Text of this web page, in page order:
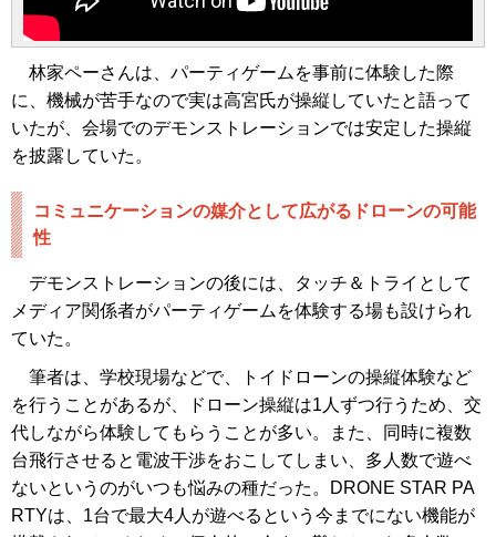
林家ペーさんは、パーティゲームを事前に体験した際
に、機械が苦手なので実は高宮氏が操縦していたと語って
いたが、会場でのデモンストレーションでは安定した操縦
を披露していた。
コミュニケーションの媒介として広がるドローンの可能
性
デモンストレーションの後には、タッチ＆トライとして
メディア関係者がパーティゲームを体験する場も設けられ
ていた。
筆者は、学校現場などで、トイドローンの操縦体験など
を行うことがあるが、ドローン操縦は1人ずつ行うため、交
代しながら体験してもらうことが多い。また、同時に複数
台飛行させると電波干渉をおこしてしまい、多人数で遊べ
ないというのがいつも悩みの種だった。DRONE STAR PA
RTYは、1台で最大4人が遊べるという今までにない機能が